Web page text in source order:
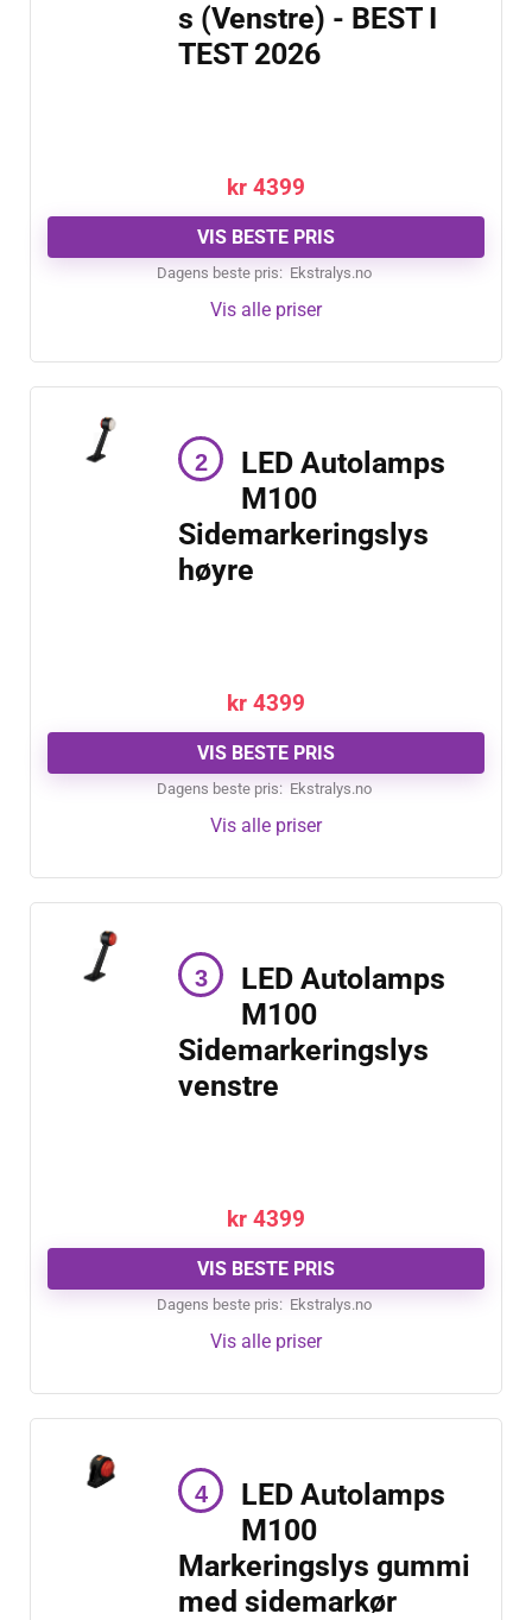
s (Venstre) - BEST I
TEST 2026
kr 4399
VIS BESTE PRIS
Dagens beste pris: ekstralys.no
Vis alle priser
LED Autolamps
M100
Sidemarkeringslys
høyre
kr 4399
VIS BESTE PRIS
Dagens beste pris: ekstralys.no
Vis alle priser
LED Autolamps
M100
Sidemarkeringslys
venstre
kr 4399
VIS BESTE PRIS
Dagens beste pris: ekstralys.no
Vis alle priser
LED Autolamps
M100
Markeringslys gummi
med sidemarkør